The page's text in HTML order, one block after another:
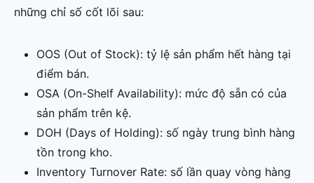
những chỉ số cốt lõi sau:
OOS (Out of Stock): tỷ lệ sản phẩm hết hàng tại
điểm bán.
OSA (On-Shelf Availability): mức độ sẵn có của
sản phẩm trên kệ.
DOH (Days of Holding): số ngày trung bình hàng
tồn trong kho.
Inventory Turnover Rate: số lần quay vòng hàng